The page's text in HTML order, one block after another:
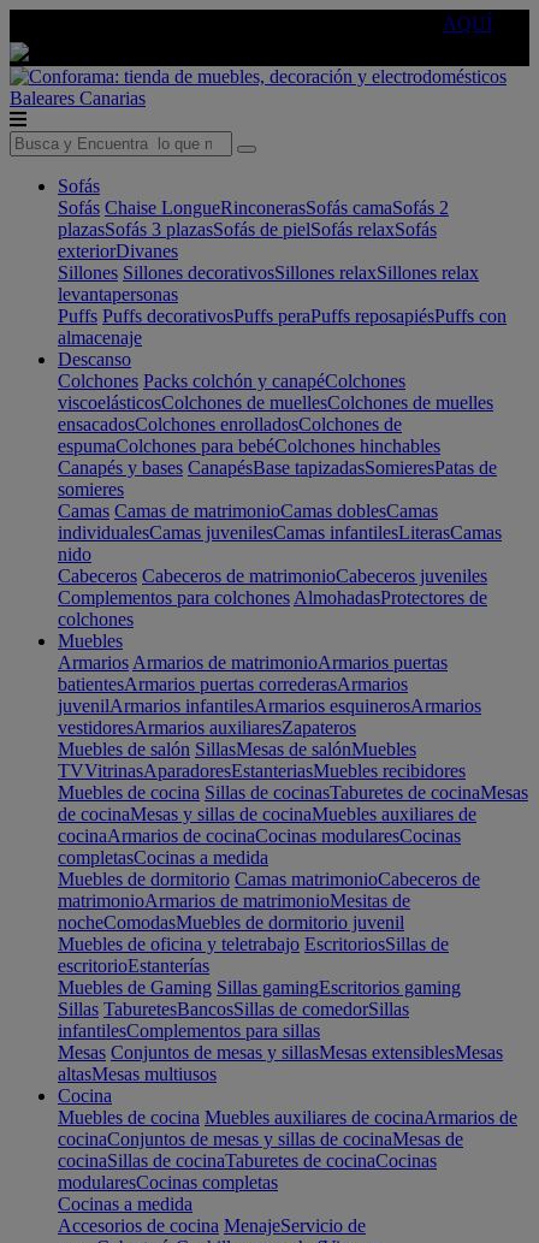
AQUÍ
Baleares Canarias
Sofás
Sofás Chaise LongueRinconerasSofás camaSofás 2
plazasSofás 3 plazasSofás de pielSofás relaxSofás
exteriorDivanes
Sillones Sillones decorativosSillones relaxSillones relax
levantapersonas
Puffs Puffs decorativosPuffs peraPuffs reposapiésPuffs con
almacenaje
Descanso
Colchones Packs colchón y canapéColchones
viscoelásticosColchones de muellesColchones de muelles
ensacadosColchones enrolladosColchones de
espumaColchones para bebéColchones hinchables
Canapés y bases CanapésBase tapizadasSomieresPatas de
somieres
Camas Camas de matrimonioCamas doblesCamas
individualesCamas juvenilesCamas infantilesLiterasCamas
nido
Cabeceros Cabeceros de matrimonioCabeceros juveniles
Complementos para colchones AlmohadasProtectores de
colchones
Muebles
Armarios Armarios de matrimonioArmarios puertas
batientesArmarios puertas correderasArmarios
juvenilArmarios infantilesArmarios esquinerosArmarios
vestidoresArmarios auxiliaresZapateros
Muebles de salón SillasMesas de salónMuebles
TVVitrinasAparadoresEstanteriasMuebles recibidores
Muebles de cocina Sillas de cocinasTaburetes de cocinaMesas
de cocinaMesas y sillas de cocinaMuebles auxiliares de
cocinaArmarios de cocinaCocinas modularesCocinas
completasCocinas a medida
Muebles de dormitorio Camas matrimonioCabeceros de
matrimonioArmarios de matrimonioMesitas de
nocheComodasMuebles de dormitorio juvenil
Muebles de oficina y teletrabajo EscritoriosSillas de
escritorioEstanterías
Muebles de Gaming Sillas gamingEscritorios gaming
Sillas TaburetesBancosSillas de comedorSillas
infantilesComplementos para sillas
Mesas Conjuntos de mesas y sillasMesas extensiblesMesas
altasMesas multiusos
Cocina
Muebles de cocina Muebles auxiliares de cocinaArmarios de
cocinaConjuntos de mesas y sillas de cocinaMesas de
cocinaSillas de cocinaTaburetes de cocinaCocinas
modularesCocinas completas
Cocinas a medida
Accesorios de cocina MenajeServicio de